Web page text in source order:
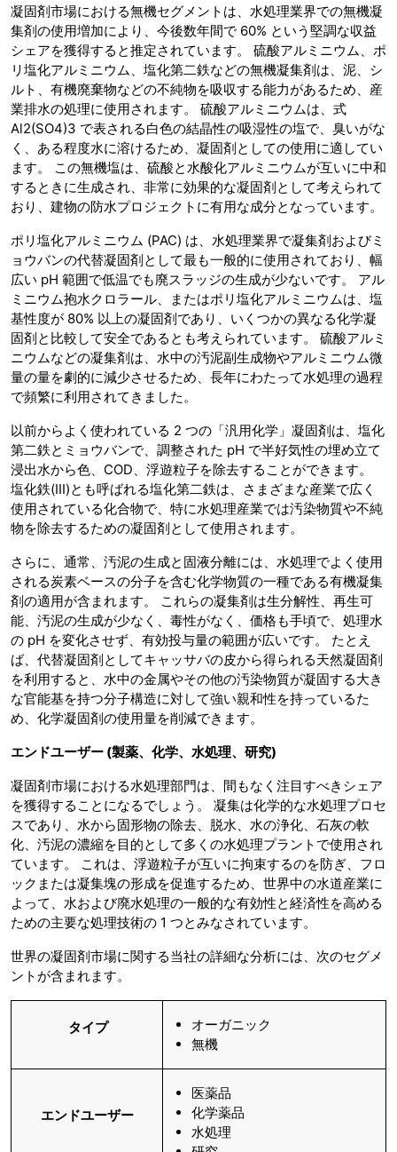
凝固剤市場における無機セグメントは、水処理業界での無機凝
集剤の使用増加により、今後数年間で 60% という堅調な収益
シェアを獲得すると推定されています。 硫酸アルミニウム、ポ
リ塩化アルミニウム、塩化第二鉄などの無機凝集剤は、泥、シ
ルト、有機廃棄物などの不純物を吸収する能力があるため、産
業排水の処理に使用されます。 硫酸アルミニウムは、式
Al2(SO4)3 で表される白色の結晶性の吸湿性の塩で、臭いがな
く、ある程度水に溶けるため、凝固剤としての使用に適してい
ます。 この無機塩は、硫酸と水酸化アルミニウムが互いに中和
するときに生成され、非常に効果的な凝固剤として考えられて
おり、建物の防水プロジェクトに有用な成分となっています。
ポリ塩化アルミニウム (PAC) は、水処理業界で凝集剤およびミ
ョウバンの代替凝固剤として最も一般的に使用されており、幅
広い pH 範囲で低温でも廃スラッジの生成が少ないです。 アル
ミニウム抱水クロラール、またはポリ塩化アルミニウムは、塩
基性度が 80% 以上の凝固剤であり、いくつかの異なる化学凝
固剤と比較して安全であるとも考えられています。 硫酸アルミ
ニウムなどの凝集剤は、水中の汚泥副生成物やアルミニウム微
量の量を劇的に減少させるため、長年にわたって水処理の過程
で頻繁に利用されてきました。
以前からよく使われている 2 つの「汎用化学」凝固剤は、塩化
第二鉄とミョウバンで、調整された pH で半好気性の埋め立て
浸出水から色、COD、浮遊粒子を除去することができます。
塩化鉄(III)とも呼ばれる塩化第二鉄は、さまざまな産業で広く
使用されている化合物で、特に水処理産業では汚染物質や不純
物を除去するための凝固剤として使用されます。
さらに、通常、汚泥の生成と固液分離には、水処理でよく使用
される炭素ベースの分子を含む化学物質の一種である有機凝集
剤の適用が含まれます。 これらの凝集剤は生分解性、再生可
能、汚泥の生成が少なく、毒性がなく、価格も手頃で、処理水
の pH を変化させず、有効投与量の範囲が広いです。 たとえ
ば、代替凝固剤としてキャッサバの皮から得られる天然凝固剤
を利用すると、水中の金属やその他の汚染物質が凝固する大き
な官能基を持つ分子構造に対して強い親和性を持っているた
め、化学凝固剤の使用量を削減できます。
エンドユーザー (製薬、化学、水処理、研究)
凝固剤市場における水処理部門は、間もなく注目すべきシェア
を獲得することになるでしょう。 凝集は化学的な水処理プロセ
スであり、水から固形物の除去、脱水、水の浄化、石灰の軟
化、汚泥の濃縮を目的として多くの水処理プラントで使用され
ています。 これは、浮遊粒子が互いに拘束するのを防ぎ、フロ
ックまたは凝集塊の形成を促進するため、世界中の水道産業に
よって、水および廃水処理の一般的な有効性と経済性を高める
ための主要な処理技術の 1 つとみなされています。
世界の凝固剤市場に関する当社の詳細な分析には、次のセグメ
ントが含まれます。
タイプ
オーガニック
無機
エンドユーザー
医薬品
化学薬品
水処理